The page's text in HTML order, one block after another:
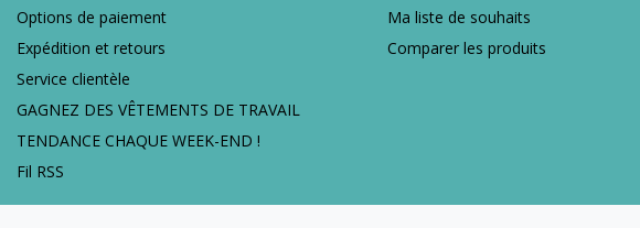
Options de paiement
Expédition et retours
Service clientèle
GAGNEZ DES VÊTEMENTS DE TRAVAIL
TENDANCE CHAQUE WEEK-END !
Fil RSS
Ma liste de souhaits
Comparer les produits